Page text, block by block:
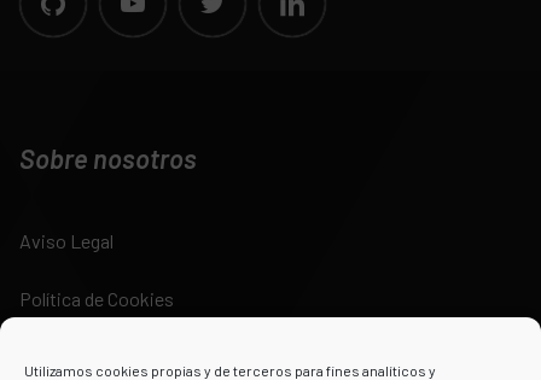
Utilizamos cookies propias y de terceros para fines analíticos y
Sobre nosotros
Aviso Legal
Política de Cookies